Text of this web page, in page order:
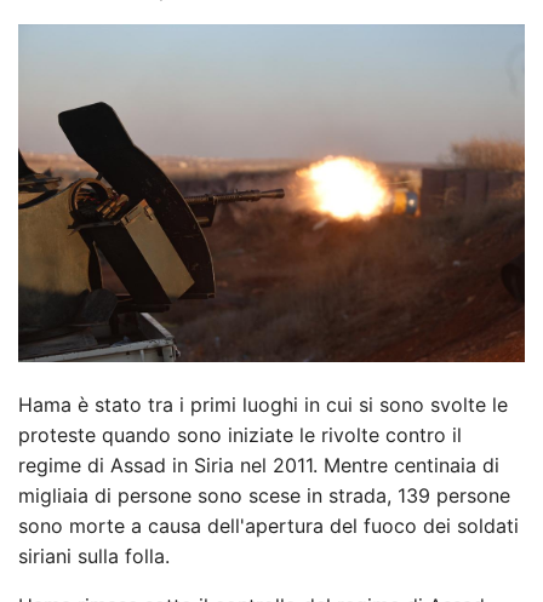
Hama è stato tra i primi luoghi in cui si sono svolte le
proteste quando sono iniziate le rivolte contro il
regime di Assad in Siria nel 2011. Mentre centinaia di
migliaia di persone sono scese in strada, 139 persone
sono morte a causa dell'apertura del fuoco dei soldati
siriani sulla folla.